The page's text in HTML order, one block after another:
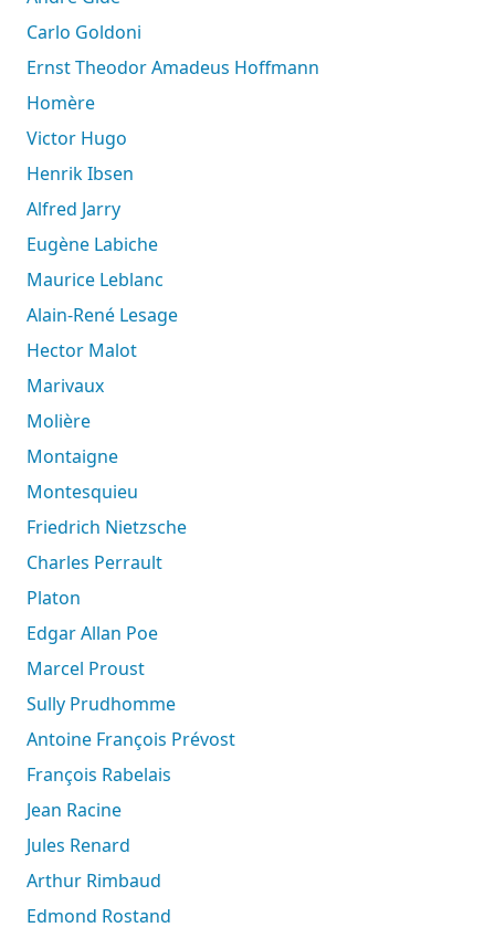
Carlo Goldoni
Ernst Theodor Amadeus Hoffmann
Homère
Victor Hugo
Henrik Ibsen
Alfred Jarry
Eugène Labiche
Maurice Leblanc
Alain-René Lesage
Hector Malot
Marivaux
Molière
Montaigne
Montesquieu
Friedrich Nietzsche
Charles Perrault
Platon
Edgar Allan Poe
Marcel Proust
Sully Prudhomme
Antoine François Prévost
François Rabelais
Jean Racine
Jules Renard
Arthur Rimbaud
Edmond Rostand